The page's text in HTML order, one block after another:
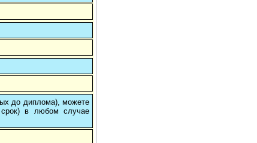
до диплома), можете
в любом случае